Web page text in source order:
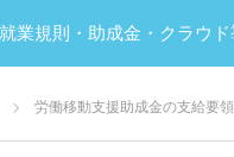
業規則・助成金・クラウド
労働移動支援助成金の支給要